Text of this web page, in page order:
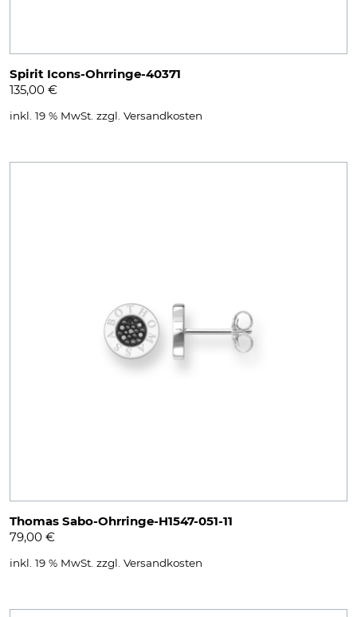
Spirit Icons-Ohrringe-40371
135,00 €
inkl. 19 % MwSt. zzgl. Versandkosten
Thomas Sabo-Ohrringe-H1547-051-11
79,00 €
inkl. 19 % MwSt. zzgl. Versandkosten